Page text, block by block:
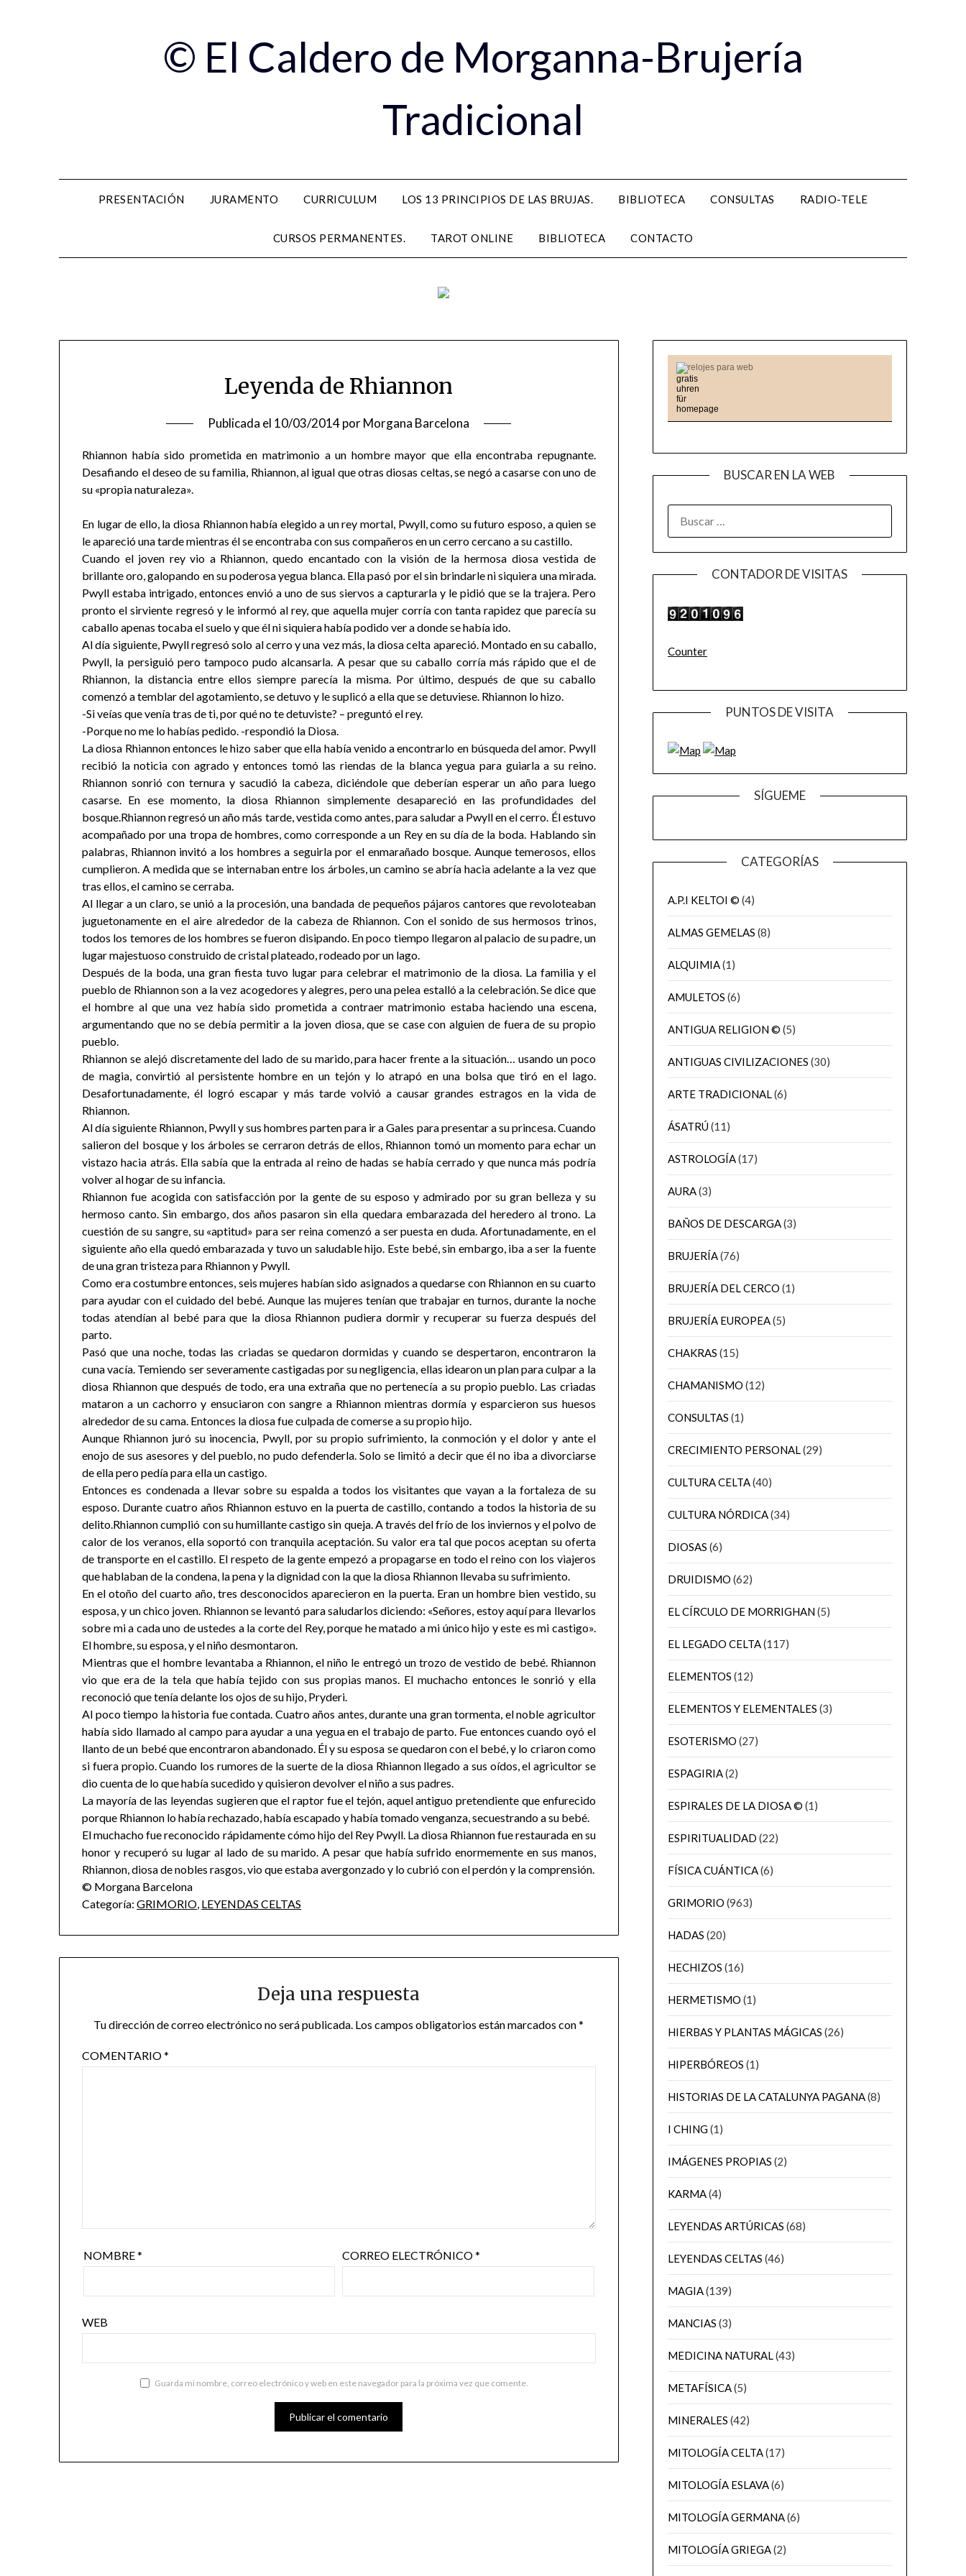
© El Caldero de Morganna-Brujería
Tradicional
PRESENTACIÓN JURAMENTO CURRICULUM LOS 13 PRINCIPIOS DE LAS BRUJAS. BIBLIOTECA CONSULTAS RADIO-TELE
CURSOS PERMANENTES. TAROT ONLINE BIBLIOTECA CONTACTO
Leyenda de Rhiannon
Publicada el 10/03/2014porMorgana Barcelona
Rhiannon había sido prometida en matrimonio a un hombre mayor que ella encontraba repugnante.
Desafiando el deseo de su familia, Rhiannon, al igual que otras diosas celtas, se negó a casarse con uno de
su «propia naturaleza».
En lugar de ello, la diosa Rhiannon había elegido a un rey mortal, Pwyll, como su futuro esposo, a quien se
le apareció una tarde mientras él se encontraba con sus compañeros en un cerro cercano a su castillo.
Cuando el joven rey vio a Rhiannon, quedo encantado con la visión de la hermosa diosa vestida de
brillante oro, galopando en su poderosa yegua blanca. Ella pasó por el sin brindarle ni siquiera una mirada.
Pwyll estaba intrigado, entonces envió a uno de sus siervos a capturarla y le pidió que se la trajera. Pero
pronto el sirviente regresó y le informó al rey, que aquella mujer corría con tanta rapidez que parecía su
caballo apenas tocaba el suelo y que él ni siquiera había podido ver a donde se había ido.
Al día siguiente, Pwyll regresó solo al cerro y una vez más, la diosa celta apareció. Montado en su caballo,
Pwyll, la persiguió pero tampoco pudo alcansarla. A pesar que su caballo corría más rápido que el de
Rhiannon, la distancia entre ellos siempre parecía la misma. Por último, después de que su caballo
comenzó a temblar del agotamiento, se detuvo y le suplicó a ella que se detuviese. Rhiannon lo hizo.
-Si veías que venía tras de ti, por qué no te detuviste? – preguntó el rey.
-Porque no me lo habías pedido. -respondió la Diosa.
La diosa Rhiannon entonces le hizo saber que ella había venido a encontrarlo en búsqueda del amor. Pwyll
recibió la noticia con agrado y entonces tomó las riendas de la blanca yegua para guiarla a su reino.
Rhiannon sonrió con ternura y sacudió la cabeza, diciéndole que deberían esperar un año para luego
casarse. En ese momento, la diosa Rhiannon simplemente desapareció en las profundidades del
bosque.Rhiannon regresó un año más tarde, vestida como antes, para saludar a Pwyll en el cerro. Él estuvo
acompañado por una tropa de hombres, como corresponde a un Rey en su día de la boda. Hablando sin
palabras, Rhiannon invitó a los hombres a seguirla por el enmarañado bosque. Aunque temerosos, ellos
cumplieron. A medida que se internaban entre los árboles, un camino se abría hacia adelante a la vez que
tras ellos, el camino se cerraba.
Al llegar a un claro, se unió a la procesión, una bandada de pequeños pájaros cantores que revoloteaban
juguetonamente en el aire alrededor de la cabeza de Rhiannon. Con el sonido de sus hermosos trinos,
todos los temores de los hombres se fueron disipando. En poco tiempo llegaron al palacio de su padre, un
lugar majestuoso construido de cristal plateado, rodeado por un lago.
Después de la boda, una gran fiesta tuvo lugar para celebrar el matrimonio de la diosa. La familia y el
pueblo de Rhiannon son a la vez acogedores y alegres, pero una pelea estalló a la celebración. Se dice que
el hombre al que una vez había sido prometida a contraer matrimonio estaba haciendo una escena,
argumentando que no se debía permitir a la joven diosa, que se case con alguien de fuera de su propio
pueblo.
Rhiannon se alejó discretamente del lado de su marido, para hacer frente a la situación… usando un poco
de magia, convirtió al persistente hombre en un tejón y lo atrapó en una bolsa que tiró en el lago.
Desafortunadamente, él logró escapar y más tarde volvió a causar grandes estragos en la vida de
Rhiannon.
Al día siguiente Rhiannon, Pwyll y sus hombres parten para ir a Gales para presentar a su princesa. Cuando
salieron del bosque y los árboles se cerraron detrás de ellos, Rhiannon tomó un momento para echar un
vistazo hacia atrás. Ella sabía que la entrada al reino de hadas se había cerrado y que nunca más podría
volver al hogar de su infancia.
Rhiannon fue acogida con satisfacción por la gente de su esposo y admirado por su gran belleza y su
hermoso canto. Sin embargo, dos años pasaron sin ella quedara embarazada del heredero al trono. La
cuestión de su sangre, su «aptitud» para ser reina comenzó a ser puesta en duda. Afortunadamente, en el
siguiente año ella quedó embarazada y tuvo un saludable hijo. Este bebé, sin embargo, iba a ser la fuente
de una gran tristeza para Rhiannon y Pwyll.
Como era costumbre entonces, seis mujeres habían sido asignados a quedarse con Rhiannon en su cuarto
para ayudar con el cuidado del bebé. Aunque las mujeres tenían que trabajar en turnos, durante la noche
todas atendían al bebé para que la diosa Rhiannon pudiera dormir y recuperar su fuerza después del
parto.
Pasó que una noche, todas las criadas se quedaron dormidas y cuando se despertaron, encontraron la
cuna vacía. Temiendo ser severamente castigadas por su negligencia, ellas idearon un plan para culpar a la
diosa Rhiannon que después de todo, era una extraña que no pertenecía a su propio pueblo. Las criadas
mataron a un cachorro y ensuciaron con sangre a Rhiannon mientras dormía y esparcieron sus huesos
alrededor de su cama. Entonces la diosa fue culpada de comerse a su propio hijo.
Aunque Rhiannon juró su inocencia, Pwyll, por su propio sufrimiento, la conmoción y el dolor y ante el
enojo de sus asesores y del pueblo, no pudo defenderla. Solo se limitó a decir que él no iba a divorciarse
de ella pero pedía para ella un castigo.
Entonces es condenada a llevar sobre su espalda a todos los visitantes que vayan a la fortaleza de su
esposo. Durante cuatro años Rhiannon estuvo en la puerta de castillo, contando a todos la historia de su
delito.Rhiannon cumplió con su humillante castigo sin queja. A través del frío de los inviernos y el polvo de
calor de los veranos, ella soportó con tranquila aceptación. Su valor era tal que pocos aceptan su oferta
de transporte en el castillo. El respeto de la gente empezó a propagarse en todo el reino con los viajeros
que hablaban de la condena, la pena y la dignidad con la que la diosa Rhiannon llevaba su sufrimiento.
En el otoño del cuarto año, tres desconocidos aparecieron en la puerta. Eran un hombre bien vestido, su
esposa, y un chico joven. Rhiannon se levantó para saludarlos diciendo: «Señores, estoy aquí para llevarlos
sobre mi a cada uno de ustedes a la corte del Rey, porque he matado a mi único hijo y este es mi castigo».
El hombre, su esposa, y el niño desmontaron.
Mientras que el hombre levantaba a Rhiannon, el niño le entregó un trozo de vestido de bebé. Rhiannon
vio que era de la tela que había tejido con sus propias manos. El muchacho entonces le sonrió y ella
reconoció que tenía delante los ojos de su hijo, Pryderi.
Al poco tiempo la historia fue contada. Cuatro años antes, durante una gran tormenta, el noble agricultor
había sido llamado al campo para ayudar a una yegua en el trabajo de parto. Fue entonces cuando oyó el
llanto de un bebé que encontraron abandonado. Él y su esposa se quedaron con el bebé, y lo criaron como
si fuera propio. Cuando los rumores de la suerte de la diosa Rhiannon llegado a sus oídos, el agricultor se
dio cuenta de lo que había sucedido y quisieron devolver el niño a sus padres.
La mayoría de las leyendas sugieren que el raptor fue el tejón, aquel antiguo pretendiente que enfurecido
porque Rhiannon lo había rechazado, había escapado y había tomado venganza, secuestrando a su bebé.
El muchacho fue reconocido rápidamente cómo hijo del Rey Pwyll. La diosa Rhiannon fue restaurada en su
honor y recuperó su lugar al lado de su marido. A pesar que había sufrido enormemente en sus manos,
Rhiannon, diosa de nobles rasgos, vio que estaba avergonzado y lo cubrió con el perdón y la comprensión.
© Morgana Barcelona
Categoría: GRIMORIO, LEYENDAS CELTAS
Deja una respuesta
Tu dirección de correo electrónico no será publicada. Los campos obligatorios están marcados con*
COMENTARIO*
NOMBRE* CORREO ELECTRÓNICO*
WEB
Guarda mi nombre, correo electrónico y web en este navegador para la próxima vez que comente.
relojes para web
BUSCAR EN LA WEB
CONTADOR DE VISITAS
Counter
PUNTOS DE VISITA
SÍGUEME
CATEGORÍAS
A.P.I KELTOI © (4)
ALMAS GEMELAS (8)
ALQUIMIA(1)
AMULETOS (6)
ANTIGUA RELIGION © (5)
ANTIGUAS CIVILIZACIONES (30)
ARTE TRADICIONAL(6)
ÁSATRÚ(11)
ASTROLOGÍA(17)
AURA(3)
BAÑOS DE DESCARGA(3)
BRUJERÍA(76)
BRUJERÍA DEL CERCO (1)
BRUJERÍA EUROPEA(5)
CHAKRAS (15)
CHAMANISMO (12)
CONSULTAS (1)
CRECIMIENTO PERSONAL(29)
CULTURA CELTA(40)
CULTURA NÓRDICA(34)
DIOSAS (6)
DRUIDISMO (62)
EL CÍRCULO DE MORRIGHAN(5)
EL LEGADO CELTA(117)
ELEMENTOS (12)
ELEMENTOS Y ELEMENTALES (3)
ESOTERISMO (27)
ESPAGIRIA(2)
ESPIRALES DE LA DIOSA © (1)
ESPIRITUALIDAD (22)
FÍSICA CUÁNTICA(6)
GRIMORIO (963)
HADAS (20)
HECHIZOS (16)
HERMETISMO (1)
HIERBAS Y PLANTAS MÁGICAS (26)
HIPERBÓREOS (1)
HISTORIAS DE LA CATALUNYA PAGANA(8)
I CHING(1)
IMÁGENES PROPIAS (2)
KARMA(4)
LEYENDAS ARTÚRICAS (68)
LEYENDAS CELTAS (46)
MAGIA(139)
MANCIAS (3)
MEDICINA NATURAL(43)
METAFÍSICA(5)
MINERALES (42)
MITOLOGÍA CELTA(17)
MITOLOGÍA ESLAVA(6)
MITOLOGÍA GERMANA(6)
MITOLOGÍA GRIEGA(2)